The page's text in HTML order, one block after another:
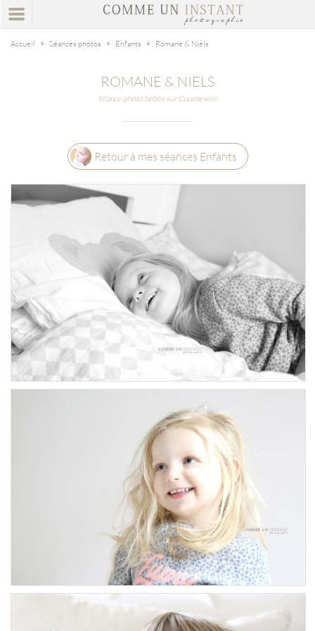
Accueil Séances photos Enfants Romane & Niels
ROMANE & NIELS
Séance photo bébés sur Courbevoie
Retour à mes séances Enfants